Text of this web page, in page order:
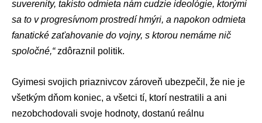
suverenity, takisto odmieta nám cudzie ideológie, ktorými
sa to v progresívnom prostredí hmýri, a napokon odmieta
fanatické zaťahovanie do vojny, s ktorou nemáme nič
spoločné,“zdôraznil politik.
Gyimesi svojich priaznivcov zároveň ubezpečil, že nie je
všetkým dňom koniec, a všetci tí, ktorí nestratili a ani
nezobchodovali svoje hodnoty, dostanú reálnu